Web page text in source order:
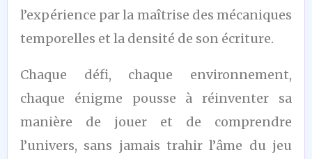
l’expérience par la maîtrise des mécaniques
temporelles et la densité de son écriture.
Chaque défi, chaque environnement,
chaque énigme pousse à réinventer sa
manière de jouer et de comprendre
l’univers, sans jamais trahir l’âme du jeu